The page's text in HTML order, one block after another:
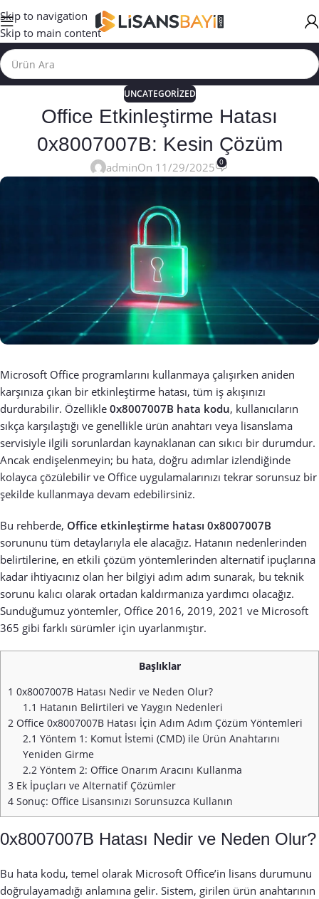
Skip to navigation
Skip to main content
UNCATEGORIZED
Office Etkinleştirme Hatası
0x8007007B: Kesin Çözüm
adminOn 11/29/2025 0
Microsoft Office programlarını kullanmaya çalışırken aniden
karşınıza çıkan bir etkinleştirme hatası, tüm iş akışınızı
durdurabilir. Özellikle 0x8007007B hata kodu, kullanıcıların
sıkça karşılaştığı ve genellikle ürün anahtarı veya lisanslama
servisiyle ilgili sorunlardan kaynaklanan can sıkıcı bir durumdur.
Ancak endişelenmeyin; bu hata, doğru adımlar izlendiğinde
kolayca çözülebilir ve Office uygulamalarınızı tekrar sorunsuz bir
şekilde kullanmaya devam edebilirsiniz.
Bu rehberde, Office etkinleştirme hatası 0x8007007B
sorununu tüm detaylarıyla ele alacağız. Hatanın nedenlerinden
belirtilerine, en etkili çözüm yöntemlerinden alternatif ipuçlarına
kadar ihtiyacınız olan her bilgiyi adım adım sunarak, bu teknik
sorunu kalıcı olarak ortadan kaldırmanıza yardımcı olacağız.
Sunduğumuz yöntemler, Office 2016, 2019, 2021 ve Microsoft
365 gibi farklı sürümler için uyarlanmıştır.
Başlıklar
1 0x8007007B Hatası Nedir ve Neden Olur?
1.1 Hatanın Belirtileri ve Yaygın Nedenleri
2 Office 0x8007007B Hatası İçin Adım Adım Çözüm Yöntemleri
2.1 Yöntem 1: Komut İstemi (CMD) ile Ürün Anahtarını
Yeniden Girme
2.2 Yöntem 2: Office Onarım Aracını Kullanma
3 Ek İpuçları ve Alternatif Çözümler
4 Sonuç: Office Lisansınızı Sorunsuzca Kullanın
0x8007007B Hatası Nedir ve Neden Olur?
Bu hata kodu, temel olarak Microsoft Office’in lisans durumunu
doğrulayamadığı anlamına gelir. Sistem, girilen ürün anahtarının